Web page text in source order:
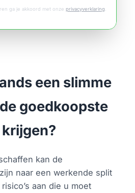
ga je akkoord met onze privacyverklaring
een slimme
goedkoopste
kan de
naar een werkende split
aan die u moet